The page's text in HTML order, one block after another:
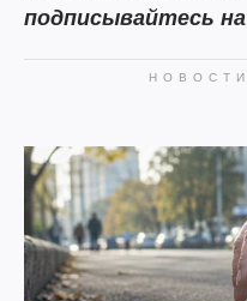
подписывайтесь на